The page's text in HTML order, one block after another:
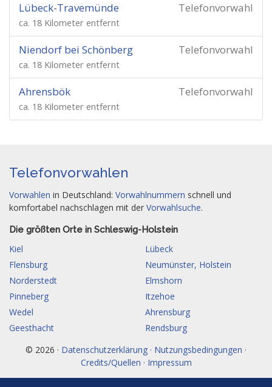
Telefonvorwahl
Lübeck-Travemünde
ca. 18 Kilometer entfernt
Telefonvorwahl
Niendorf bei Schönberg
ca. 18 Kilometer entfernt
Telefonvorwahl
Ahrensbök
ca. 18 Kilometer entfernt
Telefonvorwahlen
Vorwahlen in Deutschland: Vorwahlnummern schnell und
komfortabel nachschlagen mit der Vorwahlsuche.
Die größten Orte in Schleswig-Holstein
Kiel
Lübeck
Flensburg
Neumünster, Holstein
Norderstedt
Elmshorn
Pinneberg
Itzehoe
Wedel
Ahrensburg
Geesthacht
Rendsburg
© 2026 · Datenschutzerklärung · Nutzungsbedingungen ·
Credits/Quellen · Impressum